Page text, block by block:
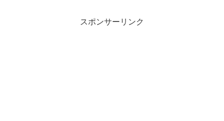
スポンサーリンク